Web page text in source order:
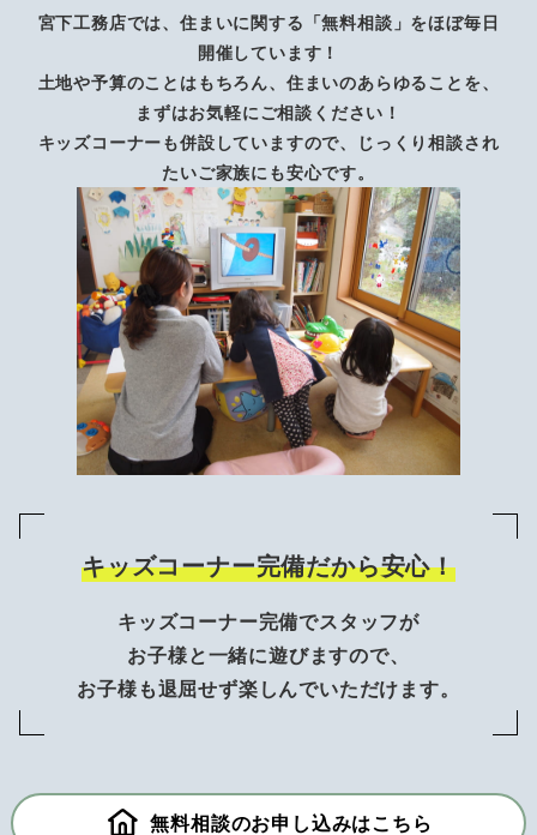
宮下工務店では、住まいに関する「無料相談」をほぼ毎日
開催しています！
土地や予算のことはもちろん、住まいのあらゆることを、
まずはお気軽にご相談ください！
キッズコーナーも併設していますので、じっくり相談され
たいご家族にも安心です。
キッズコーナー完備だから安心！
キッズコーナー完備でスタッフが
お子様と一緒に遊びますので、
お子様も退屈せず楽しんでいただけます。
無料相談のお申し込みはこちら